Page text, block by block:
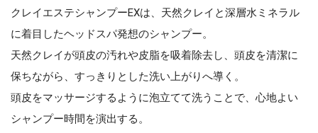
クレイエステシャンプーEXは、天然クレイと深層水ミネラル
に着目したヘッドスパ発想のシャンプー。
天然クレイが頭皮の汚れや皮脂を吸着除去し、頭皮を清潔に
保ちながら、すっきりとした洗い上がりへ導く。
頭皮をマッサージするように泡立てて洗うことで、心地よい
シャンプー時間を演出する。